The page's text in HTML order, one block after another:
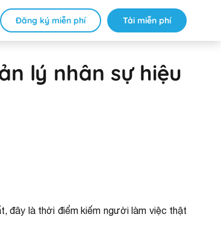
Đăng ký miễn phí Tải miễn phí
lý nhân sự hiệu
đây là thời điểm kiếm người làm việc thật